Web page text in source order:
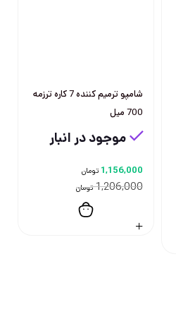
شامپو ترمیم کننده 7 کاره ترزمه
700 میل
موجود در انبار
1,206,000 تومان
1,156,000 تومان